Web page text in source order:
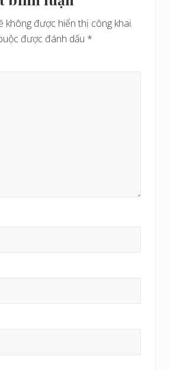
không được hiển thị công khai.
được đánh dấu *